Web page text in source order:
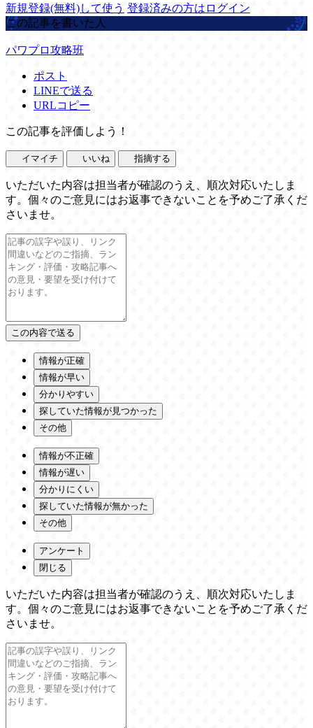
新規登録(無料)して使う 登録済みの方はログイン
この記事を書いた人
パワプロ攻略班
ポスト
LINEで送る
URLコピー
この記事を評価しよう！
イマイチ いいね 指摘する
いただいた内容は担当者が確認のうえ、順次対応いたしま
す。個々のご意見にはお返事できないことを予めご了承くだ
さいませ。
情報が正確
情報が早い
分かりやすい
探していた情報が見つかった
その他
情報が不正確
情報が遅い
分かりにくい
探していた情報が無かった
その他
アンケート
閉じる
いただいた内容は担当者が確認のうえ、順次対応いたしま
す。個々のご意見にはお返事できないことを予めご了承くだ
さいませ。